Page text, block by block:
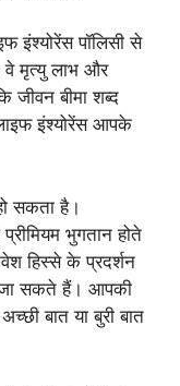
इंश्योरेंस पॉलिसी से
वे मृत्यु लाभ और
बीमा शब्द
इंश्योरेंस आपके
सकता है।
प्रीमियम भुगतान होते
हिस्से के प्रदर्शन
सकते हैं। आपकी
बात या बुरी बात